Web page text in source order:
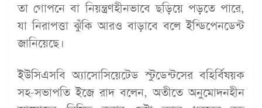
তা গোপনে বা নিয়ন্ত্রণহীনভাবে ছড়িয়ে পড়তে পারে,
যা নিরাপত্তা ঝুঁকি আরও বাড়াবে বলে ইন্ডিপেনডেন্ট
জানিয়েছে।
ইউসিএসবি অ্যাসোসিয়েটেড স্টুডেন্টসের বহির্বিষয়ক
সহ-সভাপতি ইজে রাদ বলেন, অতীতে অনুমোদনহীন